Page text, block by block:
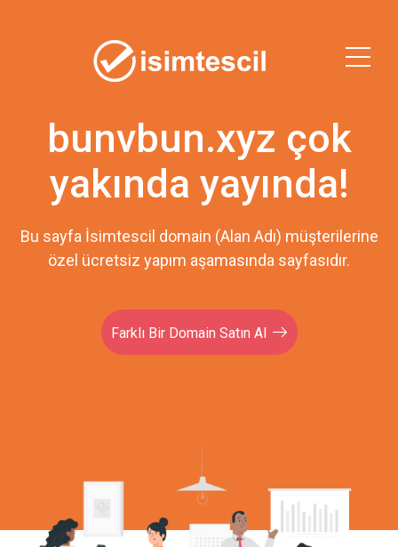
bunvbun.xyz çok
yakında yayında!
Bu sayfa İsimtescil domain (Alan Adı) müşterilerine
özel ücretsiz yapım aşamasında sayfasıdır.
Farklı Bir Domain Satın Al